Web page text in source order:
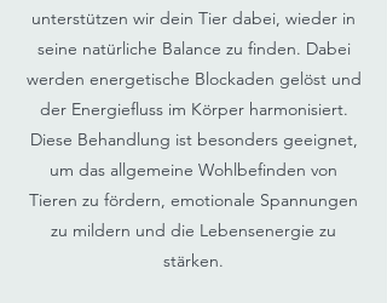
unterstützen wir dein Tier dabei, wieder in
seine natürliche Balance zu finden. Dabei
werden energetische Blockaden gelöst und
der Energiefluss im Körper harmonisiert.
Diese Behandlung ist besonders geeignet,
um das allgemeine Wohlbefinden von
Tieren zu fördern, emotionale Spannungen
zu mildern und die Lebensenergie zu
stärken.